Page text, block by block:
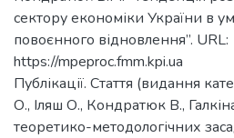
сектору економіки України в
повоєнного відновлення”. URL:
https://mpeproc.fmm.kpi.ua
Публікації. Стаття (видання
О., Іляш О., Кондратюк В.,
теоретико-методологічних